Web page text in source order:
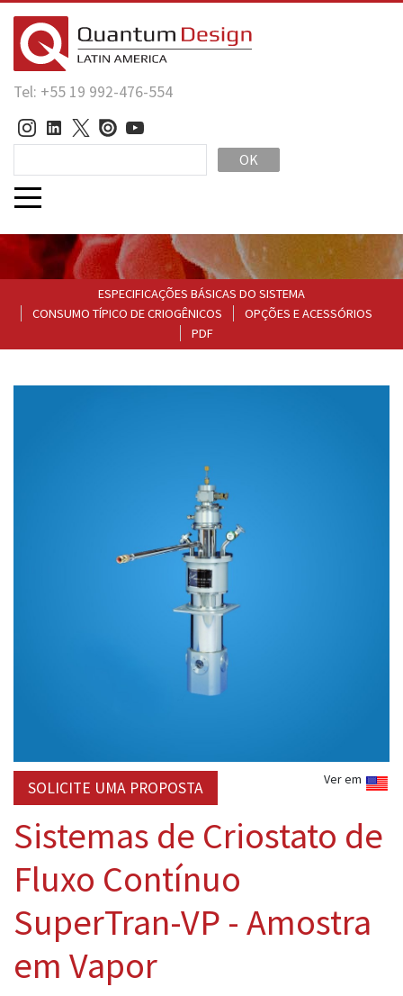
Tel: +55 19 992-476-554
OK
ESPECIFICAÇÕES BÁSICAS DO SISTEMA
CONSUMO TÍPICO DE CRIOGÊNICOS
OPÇÕES E ACESSÓRIOS
PDF
Ver em
SOLICITE UMA PROPOSTA
Sistemas de Criostato de
Fluxo Contínuo
SuperTran-VP - Amostra
em Vapor